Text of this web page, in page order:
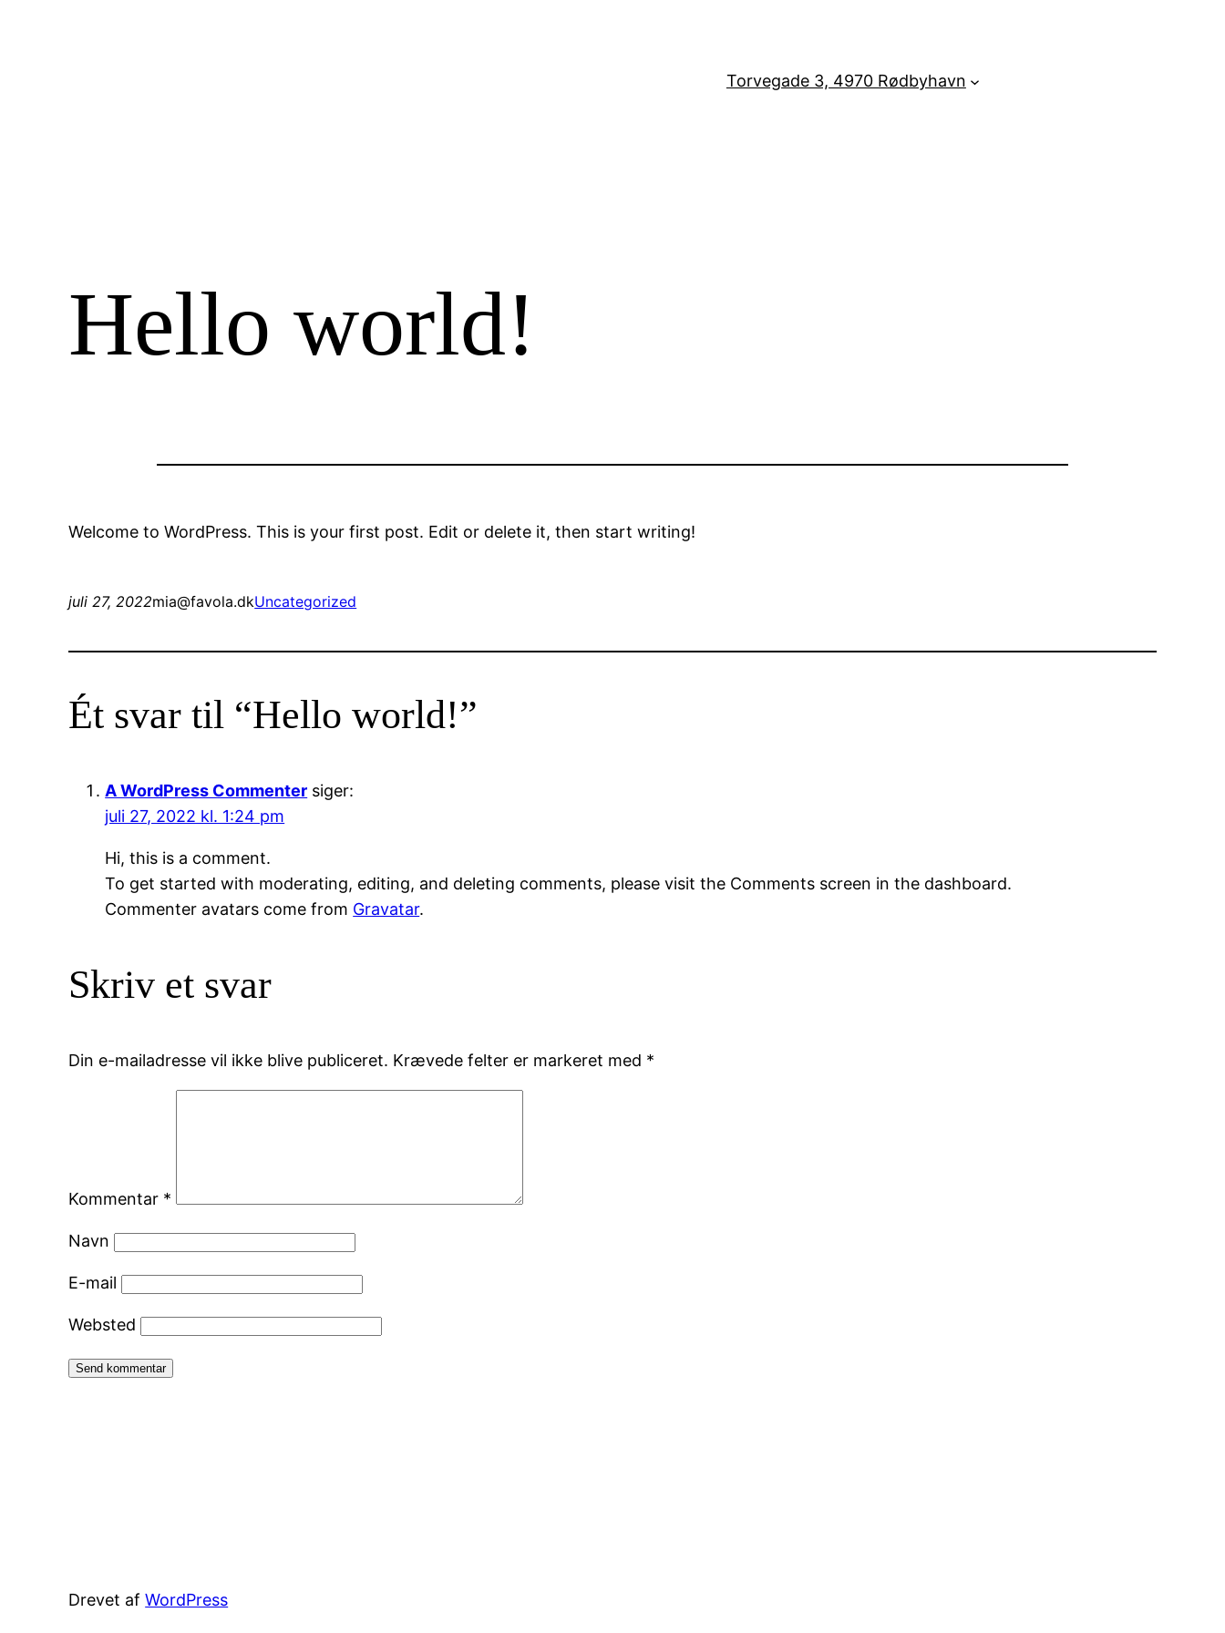
Torvegade 3, 4970 Rødbyhavn
Hello world!
Welcome to WordPress. This is your first post. Edit or delete it, then start writing!
juli 27, 2022mia@favola.dkUncategorized
Ét svar til “Hello world!”
A WordPress Commenter siger:
juli 27, 2022 kl. 1:24 pm
Hi, this is a comment.
To get started with moderating, editing, and deleting comments, please visit the Comments screen in the dashboard.
Commenter avatars come from Gravatar.
Skriv et svar
Din e-mailadresse vil ikke blive publiceret. Krævede felter er markeret med *
Kommentar *
Navn
E-mail
Websted
Drevet afWordPress